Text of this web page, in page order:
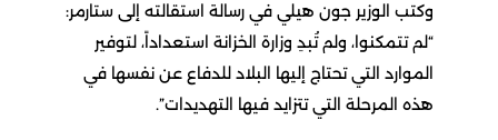
وكتب الوزير جون هيلي في رسالة استقالته إلى ستارمر:
“لم تتمكنوا، ولم تُبدِ وزارة الخزانة استعداداً، لتوفير
الموارد التي تحتاج إليها البلاد للدفاع عن نفسها في
هذه المرحلة التي تتزايد فيها التهديدات”.